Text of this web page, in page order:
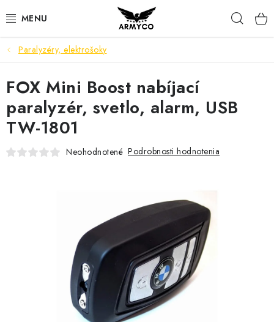
na
NOŽE A INÉ OSTRIE
OUTDOOR & CAMPING
SVIETIDLÁ
SEBAOBRANA
Bonusový program
Paralyzéry, elektrošoky
FOX Mini Boost nabíjací
paralyzér, svetlo, alarm, USB
TW-1801
Neohodnotené Podrobnosti hodnotenia